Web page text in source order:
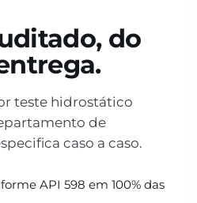
do
teste hidrostático
de
caso a caso.
API 598 em 100% das